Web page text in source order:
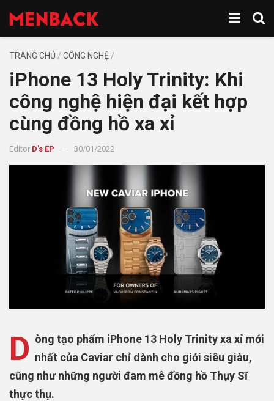
TRANG CHỦ / CÔNG NGHỆ /
iPhone 13 Holy Trinity: Khi
công nghệ hiện đại kết hợp
cùng đồng hồ xa xỉ
Editor D's EP 30/01/2022
D òng tạo phẩm iPhone 13 Holy Trinity xa xỉ mới
nhất của Caviar chỉ dành cho giới siêu giàu,
cũng như những người đam mê đồng hồ Thụy Sĩ
thực thụ.